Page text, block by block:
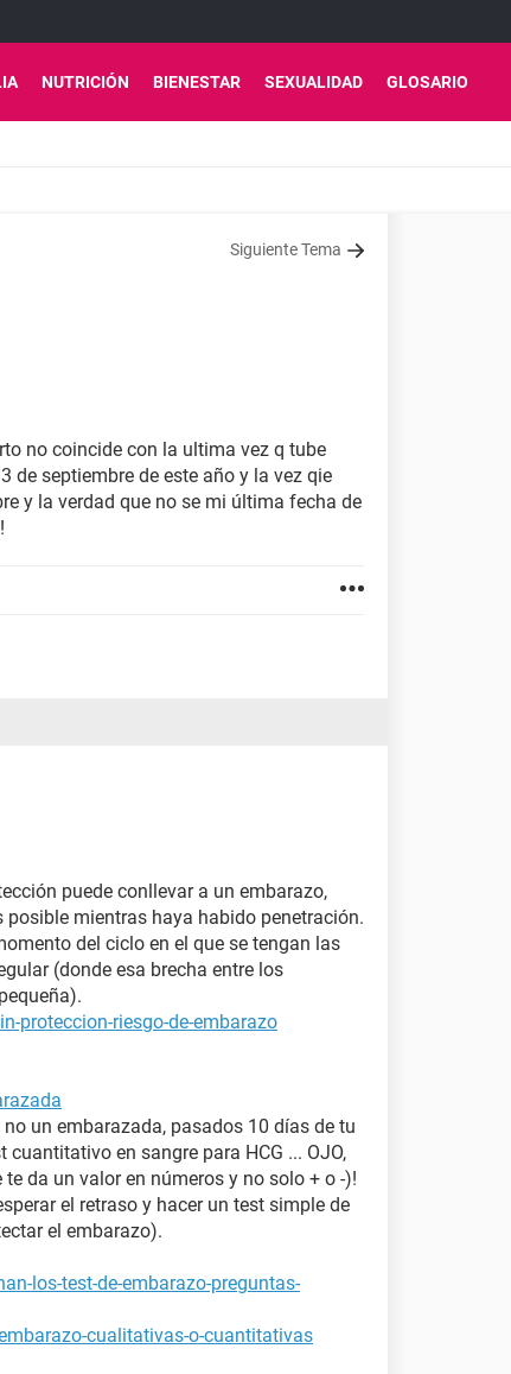
NUTRICIÓN BIENESTAR SEXUALIDAD GLOSARIO
Siguiente Tema
no coincide con la ultima vez q tube
de septiembre de este año y la vez qie
y la verdad que no se mi última fecha de
puede conllevar a un embarazo,
mientras haya habido penetración.
del ciclo en el que se tengan las
(donde esa brecha entre los
proteccion-riesgo-de-embarazo
un embarazada, pasados 10 días de tu
en sangre para HCG ... OJO,
te da un valor en números y no solo + o -)!
el retraso y hacer un test simple de
el embarazo).
los-test-de-embarazo-preguntas-
cualitativas-o-cuantitativas